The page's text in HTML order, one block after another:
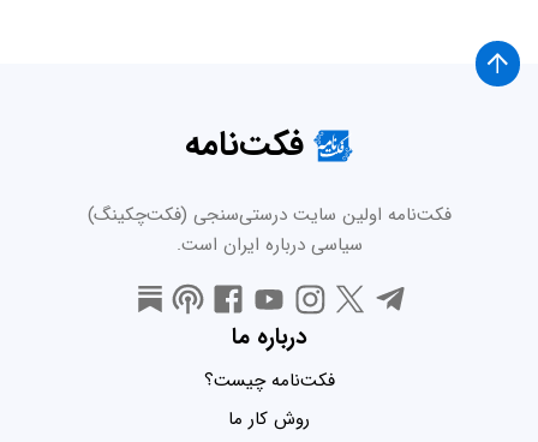
فکت‌نامه
فکت‌نامه اولین سایت درستی‌سنجی (فکت‌چکینگ)
سیاسی درباره ایران است.
درباره ما
فکت‌نامه چیست؟
روش کار ما